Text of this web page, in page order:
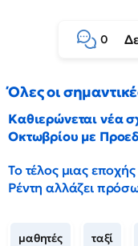
0
Όλες οι
Καθιερώνεται νέα
Οκτωβρίου με
Το τέλος μιας
Ρέντη αλλάζει
μαθητές ταξί